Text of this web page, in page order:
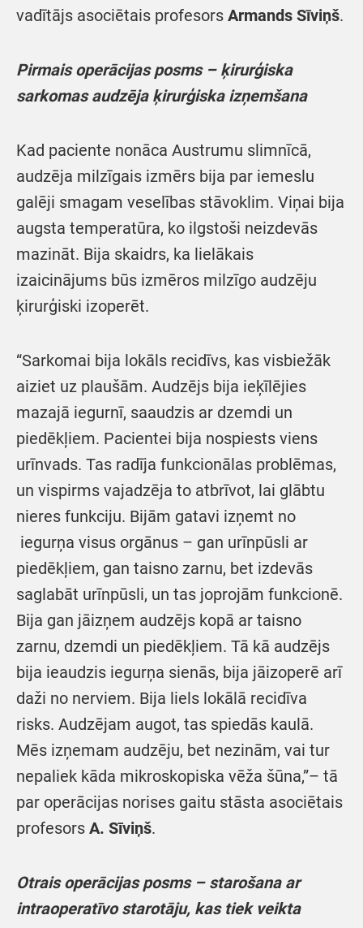
vadītājs asociētais profesors Armands Sīviņš.
Pirmais operācijas posms – ķirurģiska
sarkomas audzēja ķirurģiska izņemšana
Kad paciente nonāca Austrumu slimnīcā,
audzēja milzīgais izmērs bija par iemeslu
galēji smagam veselības stāvoklim. Viņai bija
augsta temperatūra, ko ilgstoši neizdevās
mazināt. Bija skaidrs, ka lielākais
izaicinājums būs izmēros milzīgo audzēju
ķirurģiski izoperēt.
“Sarkomai bija lokāls recidīvs, kas visbiežāk
aiziet uz plaušām. Audzējs bija ieķīlējies
mazajā iegurnī, saaudzis ar dzemdi un
piedēkļiem. Pacientei bija nospiests viens
urīnvads. Tas radīja funkcionālas problēmas,
un vispirms vajadzēja to atbrīvot, lai glābtu
nieres funkciju. Bijām gatavi izņemt no
iegurņa visus orgānus – gan urīnpūsli ar
piedēkļiem, gan taisno zarnu, bet izdevās
saglabāt urīnpūsli, un tas joprojām funkcionē.
Bija gan jāizņem audzējs kopā ar taisno
zarnu, dzemdi un piedēkļiem. Tā kā audzējs
bija ieaudzis iegurņa sienās, bija jāizoperē arī
daži no nerviem. Bija liels lokālā recidīva
risks. Audzējam augot, tas spiedās kaulā.
Mēs izņemam audzēju, bet nezinām, vai tur
nepaliek kāda mikroskopiska vēža šūna,”– tā
par operācijas norises gaitu stāsta asociētais
profesors A. Sīviņš.
Otrais operācijas posms – starošana ar
intraoperatīvo starotāju, kas tiek veikta